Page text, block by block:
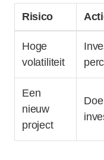
Risico
Hoge
volatiliteit
Een
nieuw
project